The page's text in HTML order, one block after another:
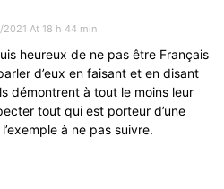
2021 At 18 h 44 min
heureux de ne pas être Français
d’eux en faisant et en disant
démontrent à tout le moins leur
tout qui est porteur d’une
à ne pas suivre.